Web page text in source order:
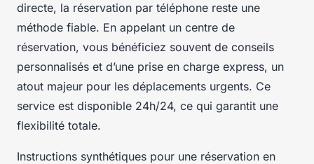
directe, la réservation par téléphone reste une
méthode fiable. En appelant un centre de
réservation, vous bénéficiez souvent de conseils
personnalisés et d’une prise en charge express, un
atout majeur pour les déplacements urgents. Ce
service est disponible 24h/24, ce qui garantit une
flexibilité totale.
Instructions synthétiques pour une réservation en